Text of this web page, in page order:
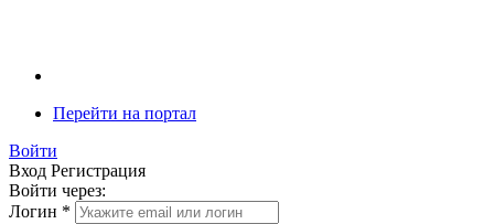
Перейти на портал
Войти
Вход Регистрация
Войти через:
Логин *